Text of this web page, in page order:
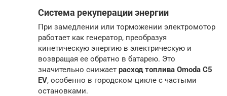
Система рекуперации энергии
При замедлении или торможении электромотор
работает как генератор, преобразуя
кинетическую энергию в электрическую и
возвращая ее обратно в батарею. Это
значительно снижает расход топлива Omoda C5
EV, особенно в городском цикле с частыми
остановками.